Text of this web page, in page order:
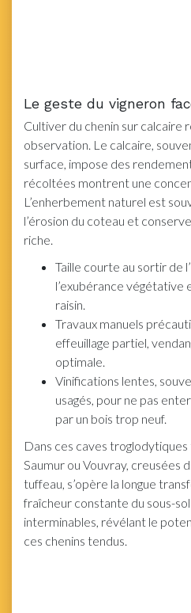
Le geste du vigneron
Cultiver du chenin sur
observation. Le calcaire,
surface, impose des
récoltées montrent une
L’enherbement naturel est
l’érosion du coteau et
riche.
Taille courte au sortir de
l’exubérance végétative
raisin.
Travaux manuels
effeuillage partiel,
optimale.
Vinifications lentes,
usagés, pour ne pas
par un bois trop neuf.
Dans ces caves troglodytiques
Saumur ou Vouvray, creusées
tuffeau, s’opère la longue
fraîcheur constante du sous-
interminables, révélant le
ces chenins tendus.